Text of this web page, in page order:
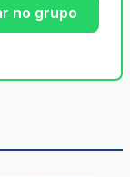
no grupo